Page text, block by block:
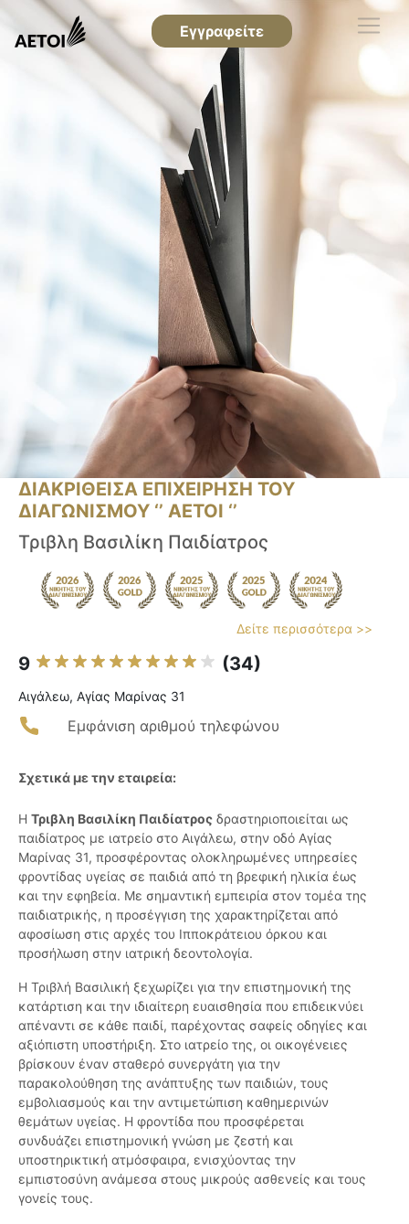
Εγγραφείτε
ΔΙΑΚΡΙΘΕΙΣΑ ΕΠΙΧΕΙΡΗΣΗ ΤΟΥ
ΔΙΑΓΩΝΙΣΜΟΥ ‘’ ΑΕΤΟΙ ‘’
Τριβλη Βασιλίκη Παιδίατρος
Δείτε περισσότερα >>
9 (34)
Αιγάλεω, Αγίας Μαρίνας 31
Εμφάνιση αριθμού τηλεφώνου
Σχετικά με την εταιρεία:
Η Τριβλη Βασιλίκη Παιδίατρος δραστηριοποιείται ως
παιδίατρος με ιατρείο στο Αιγάλεω, στην οδό Αγίας
Μαρίνας 31, προσφέροντας ολοκληρωμένες υπηρεσίες
φροντίδας υγείας σε παιδιά από τη βρεφική ηλικία έως
και την εφηβεία. Με σημαντική εμπειρία στον τομέα της
παιδιατρικής, η προσέγγιση της χαρακτηρίζεται από
αφοσίωση στις αρχές του Ιπποκράτειου όρκου και
προσήλωση στην ιατρική δεοντολογία.
Η Τριβλή Βασιλική ξεχωρίζει για την επιστημονική της
κατάρτιση και την ιδιαίτερη ευαισθησία που επιδεικνύει
απέναντι σε κάθε παιδί, παρέχοντας σαφείς οδηγίες και
αξιόπιστη υποστήριξη. Στο ιατρείο της, οι οικογένειες
βρίσκουν έναν σταθερό συνεργάτη για την
παρακολούθηση της ανάπτυξης των παιδιών, τους
εμβολιασμούς και την αντιμετώπιση καθημερινών
θεμάτων υγείας. Η φροντίδα που προσφέρεται
συνδυάζει επιστημονική γνώση με ζεστή και
υποστηρικτική ατμόσφαιρα, ενισχύοντας την
εμπιστοσύνη ανάμεσα στους μικρούς ασθενείς και τους
γονείς τους.